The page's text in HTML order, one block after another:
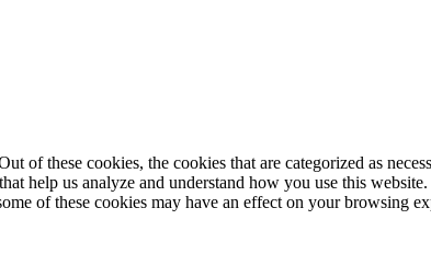
these cookies, the cookies that are categorized as
help us analyze and understand how you use this
of these cookies may have an effect on your browsing